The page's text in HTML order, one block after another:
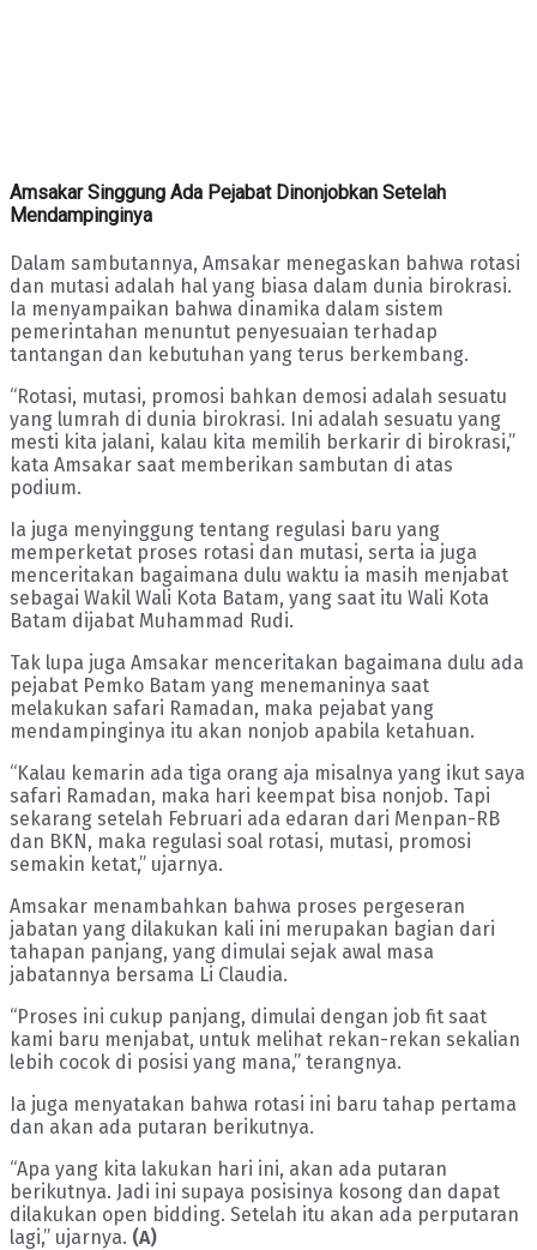
Amsakar Singgung Ada Pejabat Dinonjobkan Setelah
Mendampinginya
Dalam sambutannya, Amsakar menegaskan bahwa rotasi
dan mutasi adalah hal yang biasa dalam dunia birokrasi.
Ia menyampaikan bahwa dinamika dalam sistem
pemerintahan menuntut penyesuaian terhadap
tantangan dan kebutuhan yang terus berkembang.
“Rotasi, mutasi, promosi bahkan demosi adalah sesuatu
yang lumrah di dunia birokrasi. Ini adalah sesuatu yang
mesti kita jalani, kalau kita memilih berkarir di birokrasi,”
kata Amsakar saat memberikan sambutan di atas
podium.
Ia juga menyinggung tentang regulasi baru yang
memperketat proses rotasi dan mutasi, serta ia juga
menceritakan bagaimana dulu waktu ia masih menjabat
sebagai Wakil Wali Kota Batam, yang saat itu Wali Kota
Batam dijabat Muhammad Rudi.
Tak lupa juga Amsakar menceritakan bagaimana dulu ada
pejabat Pemko Batam yang menemaninya saat
melakukan safari Ramadan, maka pejabat yang
mendampinginya itu akan nonjob apabila ketahuan.
“Kalau kemarin ada tiga orang aja misalnya yang ikut saya
safari Ramadan, maka hari keempat bisa nonjob. Tapi
sekarang setelah Februari ada edaran dari Menpan-RB
dan BKN, maka regulasi soal rotasi, mutasi, promosi
semakin ketat,” ujarnya.
Amsakar menambahkan bahwa proses pergeseran
jabatan yang dilakukan kali ini merupakan bagian dari
tahapan panjang, yang dimulai sejak awal masa
jabatannya bersama Li Claudia.
“Proses ini cukup panjang, dimulai dengan job fit saat
kami baru menjabat, untuk melihat rekan-rekan sekalian
lebih cocok di posisi yang mana,” terangnya.
Ia juga menyatakan bahwa rotasi ini baru tahap pertama
dan akan ada putaran berikutnya.
“Apa yang kita lakukan hari ini, akan ada putaran
berikutnya. Jadi ini supaya posisinya kosong dan dapat
dilakukan open bidding. Setelah itu akan ada perputaran
lagi,” ujarnya. (A)